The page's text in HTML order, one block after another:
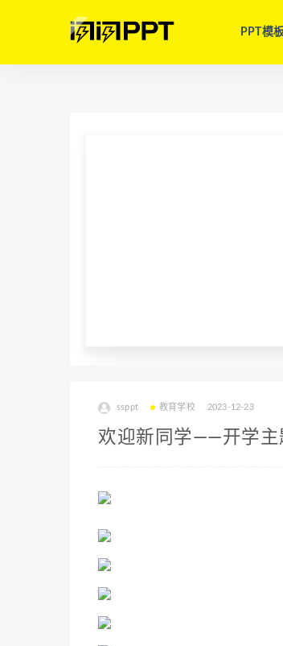
PPT模
ssppt 教育学校 2023-12-23
欢迎新同学——开学主